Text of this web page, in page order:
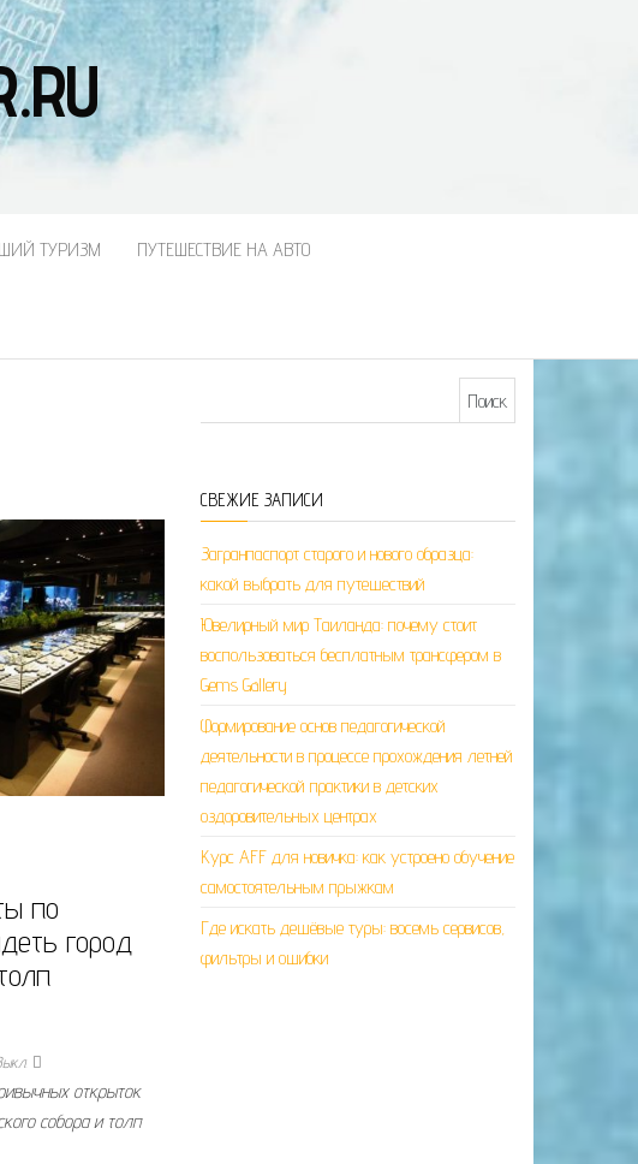
ТУРИЗМ ПУТЕШЕСТВИЕ НА АВТО
по
город
открыток
собора и толп
СВЕЖИЕ ЗАПИСИ
Загранпаспорт старого и нового образца:
какой выбрать для путешествий
Ювелирный мир Таиланда: почему стоит
воспользоваться бесплатным трансфером в
Gems Gallery
Формирование основ педагогической
деятельности в процессе прохождения летней
педагогической практики в детских
оздоровительных центрах
Курс AFF для новичка: как устроено обучение
самостоятельным прыжкам
Где искать дешёвые туры: восемь сервисов,
фильтры и ошибки